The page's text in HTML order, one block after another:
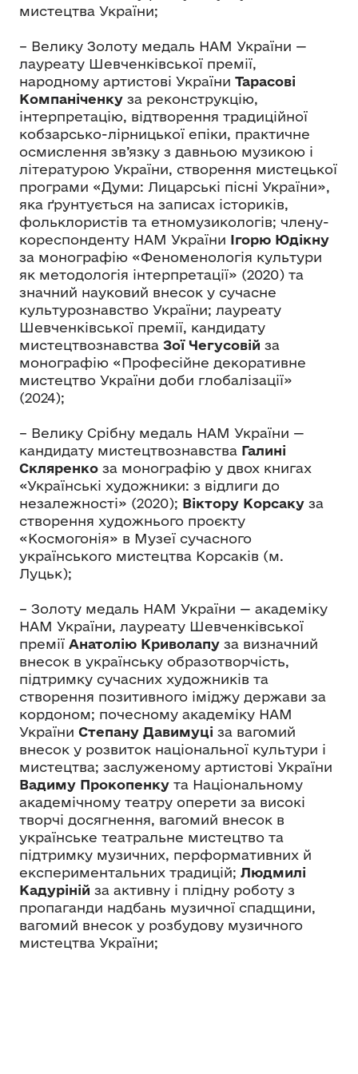
мистецтва України;
– Велику Золоту медаль НАМ України —
лауреату Шевченківської премії,
народному артистові України Тарасові
Компаніченку за реконструкцію,
інтерпретацію, відтворення традиційної
кобзарсько-лірницької епіки, практичне
осмислення зв’язку з давньою музикою і
літературою України, створення мистецької
програми «Думи: Лицарські пісні України»,
яка ґрунтується на записах істориків,
фольклористів та етномузикологів; члену-
кореспонденту НАМ України Ігорю Юдікну
за монографію «Феноменологія культури
як методологія інтерпретації» (2020) та
значний науковий внесок у сучасне
культурознавство України; лауреату
Шевченківської премії, кандидату
мистецтвознавства Зої Чегусовій за
монографію «Професійне декоративне
мистецтво України доби глобалізації»
(2024);
– Велику Срібну медаль НАМ України —
кандидату мистецтвознавства Галині
Скляренко за монографію у двох книгах
«Українські художники: з відлиги до
незалежності» (2020); Віктору Корсаку за
створення художнього проєкту
«Космогонія» в Музеї сучасного
українського мистецтва Корсаків (м.
Луцьк);
– Золоту медаль НАМ України — академіку
НАМ України, лауреату Шевченківської
премії Анатолію Криволапу за визначний
внесок в українську образотворчість,
підтримку сучасних художників та
створення позитивного іміджу держави за
кордоном; почесному академіку НАМ
України Степану Давимуці за вагомий
внесок у розвиток національної культури і
мистецтва; заслуженому артистові України
Вадиму Прокопенку та Національному
академічному театру оперети за високі
творчі досягнення, вагомий внесок в
українське театральне мистецтво та
підтримку музичних, перформативних й
експериментальних традицій; Людмилі
Кадуріній за активну і плідну роботу з
пропаганди надбань музичної спадщини,
вагомий внесок у розбудову музичного
мистецтва України;